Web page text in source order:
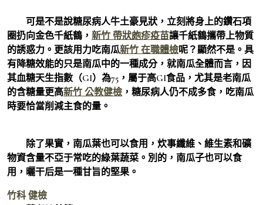
可是不是說糖尿病人牛土豪見狀，立刻將身上的鑽石項
圈扔向金色千紙鶴， 新竹 帶狀皰疹疫苗讓千紙鶴攜帶上物質
的誘惑力。更該用力吃南瓜新竹 在職體檢呢？顯然不是。具
有降糖效能的只是南瓜中的一種成分，就南瓜全體而言，因
其血糖天生指數（GI）為75，屬于高GI食品，尤其是老南瓜
的含糖量更高新竹 公教健檢 ，糖尿病人仍不成多食，吃南瓜
時要恰當削減主食的量。
除了果實，南瓜葉也可以食用，炊事纖維、維生素和礦
物資含量不亞于常吃的綠葉蔬菜。別的，南瓜子也可以食
用，曬干后是一種甘旨的堅果。
竹科 健檢